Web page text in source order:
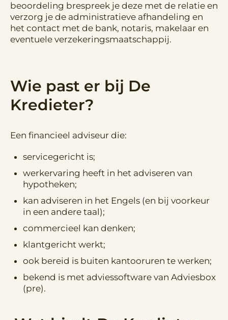
beoordeling brespreek je deze met de relatie en
verzorg je de administratieve afhandeling en
het contact met de bank, notaris, makelaar en
eventuele verzekeringsmaatschappij.
Wie past er bij De
Kredieter?
Een financieel adviseur die:
servicegericht is;
werkervaring heeft in het adviseren van
hypotheken;
kan adviseren in het Engels (en bij voorkeur
in een andere taal);
commercieel kan denken;
klantgericht werkt;
ook bereid is buiten kantooruren te werken;
bekend is met adviessoftware van Adviesbox
(pre).